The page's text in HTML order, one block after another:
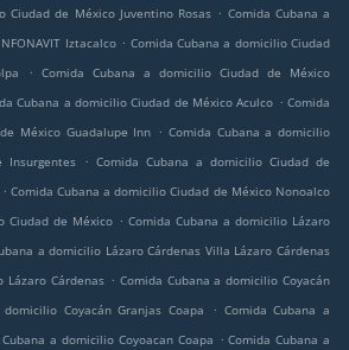
Ciudad de México Juventino Rosas . Comida Cubana a
Iztacalco . Comida Cubana a domicilio Ciudad
. Comida Cubana a domicilio Ciudad de México
Cubana a domicilio Ciudad de México Aculco . Comida
México Guadalupe Inn . Comida Cubana a domicilio
Insurgentes
. Comida Cubana a domicilio Ciudad de
. Comida Cubana a domicilio Ciudad de México Nonoalco
Ciudad de México . Comida Cubana a domicilio Lázaro
a domicilio Lázaro Cárdenas Villa Lázaro Cárdenas
Lázaro Cárdenas . Comida Cubana a domicilio Coyacán
Coyacán Granjas Coapa . Comida Cubana a
a domicilio Coyoacan Coapa . Comida Cubana a